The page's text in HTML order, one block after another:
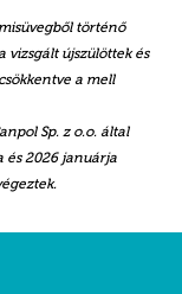
történő
vizsgált újszülöttek és
a mell
Sp. z o.o. által
és 2026 januárja